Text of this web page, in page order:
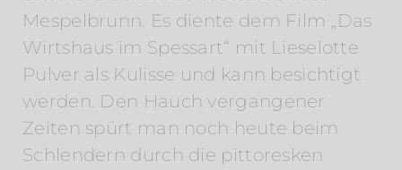
Mespelbrunn. Es diente dem Film „Das
Wirtshaus im Spessart“ mit Lieselotte
Pulver als Kulisse und kann besichtigt
werden. Den Hauch vergangener
Zeiten spürt man noch heute beim
Schlendern durch die pittoresken